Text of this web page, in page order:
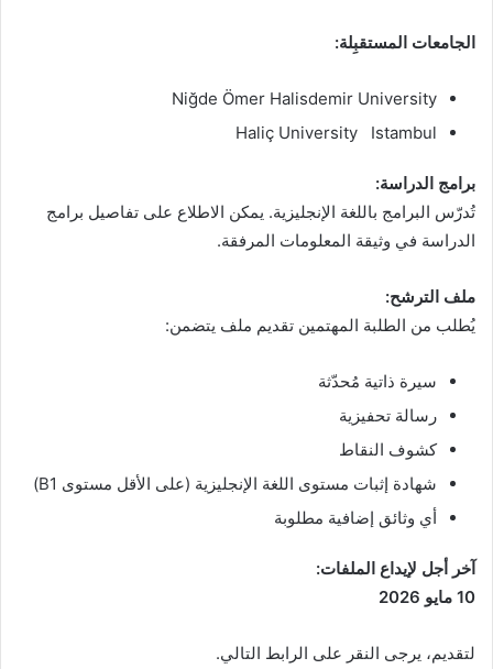
الجامعات المستقبِلة:
Niğde Ömer Halisdemir University
Haliç University Istambul
برامج الدراسة:
تُدرّس البرامج باللغة الإنجليزية. يمكن الاطلاع على تفاصيل برامج
الدراسة في وثيقة المعلومات المرفقة.
ملف الترشح:
يُطلب من الطلبة المهتمين تقديم ملف يتضمن:
سيرة ذاتية مُحدّثة
رسالة تحفيزية
كشوف النقاط
شهادة إثبات مستوى اللغة الإنجليزية (على الأقل مستوى B1)
أي وثائق إضافية مطلوبة
آخر أجل لإيداع الملفات:
10 مايو 2026
لتقديم، يرجى النقر على الرابط التالي.